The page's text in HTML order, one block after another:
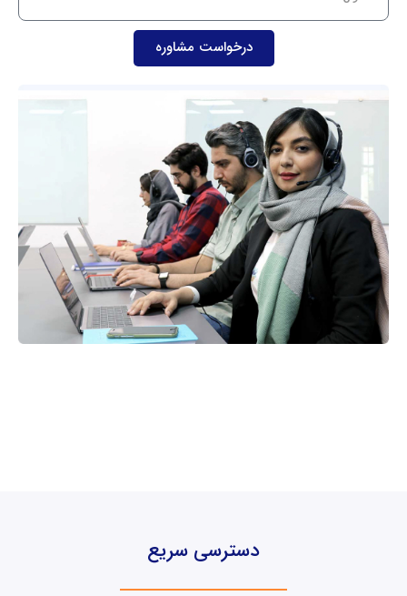
درخواست مشاوره
دسترسی سریع